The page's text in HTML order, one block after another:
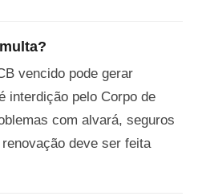
vencido pode gerar
interdição pelo Corpo de
com alvará, seguros
deve ser feita